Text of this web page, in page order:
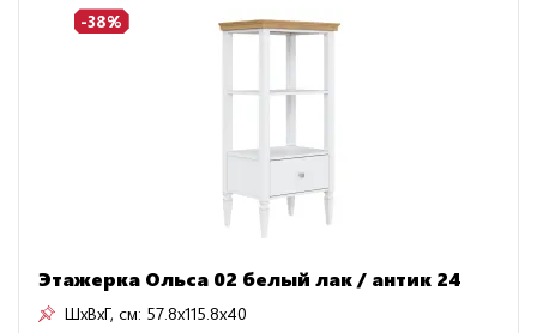
-38%
Этажерка Ольса 02 белый лак / антик 24
ШxВxГ, см: 57.8x115.8x40